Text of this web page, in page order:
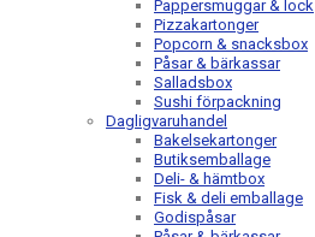
Pappersmuggar & lock
Pizzakartonger
Popcorn & snacksbox
Påsar & bärkassar
Salladsbox
Sushi förpackning
Dagligvaruhandel
Bakelsekartonger
Butiksemballage
Deli- & hämtbox
Fisk & deli emballage
Godispåsar